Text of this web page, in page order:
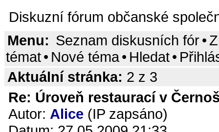
Diskuzní fórum občanské
Menu: Seznam diskusních fór•
témat• Nové téma• Hledat•
Aktuální stránka: 2 z 3
Re: Úroveň restaurací v
Autor: Alice (IP zapsáno)